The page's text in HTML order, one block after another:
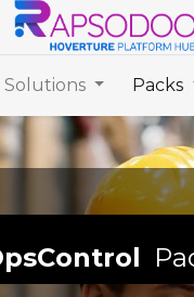
Solutions Packs